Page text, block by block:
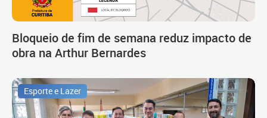
Bloqueio de fim de semana reduz impacto de
obra na Arthur Bernardes
Esporte e Lazer